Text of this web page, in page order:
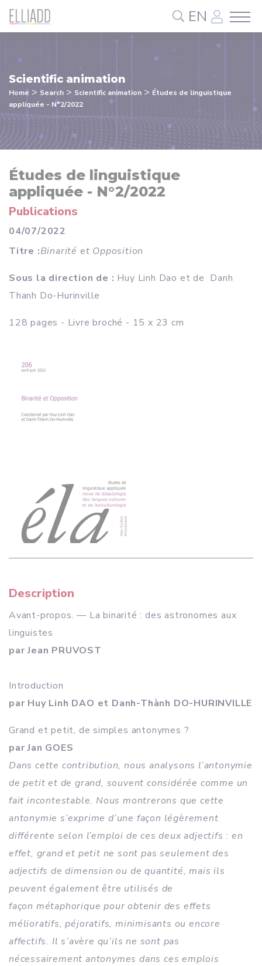
EN
Scientific animation
Home > Search > Scientific animation > Études de linguistique
appliquée - N°2/2022
Études de linguistique
appliquée - N°2/2022
Publications
04/07/2022
Titre :Binarité et Opposition
Sous la direction de : Huy Linh Dao et de Danh
Thanh Do-Hurinville
128 pages - Livre broché - 15 x 23 cm
Description
Avant-propos. — La binarité : des astronomes aux
linguistes
par Jean PRUVOST
Introduction
par Huy Linh DAO et Danh-Thành DO-HURINVILLE
Grand et petit, de simples antonymes ?
par Jan GOES
Dans cette contribution, nous analysons l’antonymie
de petit et de grand, souvent considérée comme un
fait incontestable. Nous montrerons que cette
antonymie s’exprime d’une façon légèrement
différente selon l’emploi de ces deux adjectifs : en
effet, grand et petit ne sont pas seulement des
adjectifs de dimension ou de quantité, mais ils
peuvent également être utilisés de
façon métaphorique pour obtenir des effets
mélioratifs, péjoratifs, minimisants ou encore
affectifs. Il s’avère qu’ils ne sont pas
nécessairement antonymes dans ces emplois
Cookies management panel